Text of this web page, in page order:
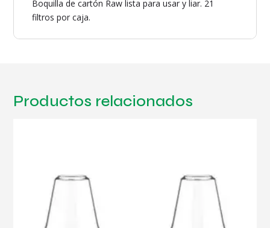
Boquilla de cartón Raw lista para usar y liar. 21
filtros por caja.
Productos relacionados